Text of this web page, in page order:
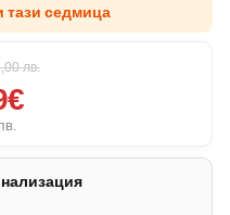
тази седмица
лв.